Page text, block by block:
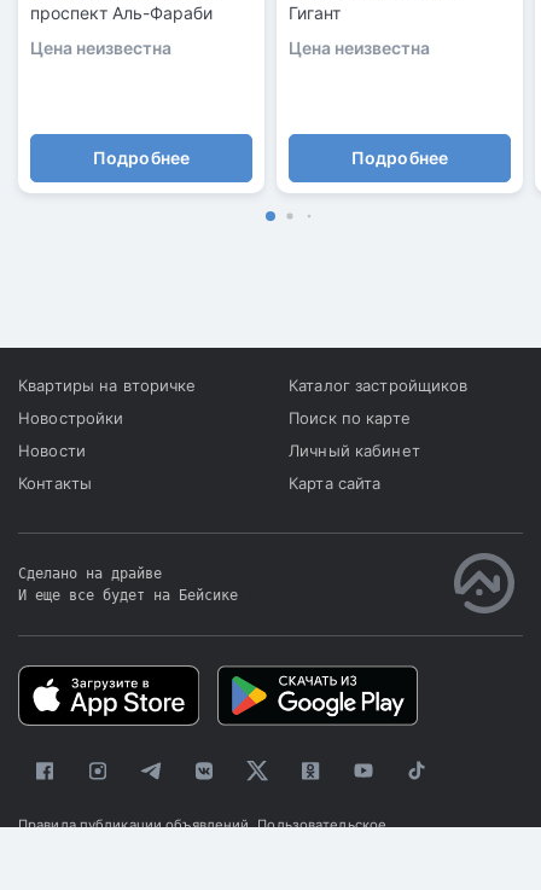
проспект Аль-Фараби
Цена неизвестна
Подробнее
Гигант
Цена неизвестна
Подробнее
Квартиры на вторичке
Новостройки
Новости
Контакты
Каталог застройщиков
Поиск по карте
Личный кабинет
Карта сайта
Сделано на драйве
И еще все будет на Бейсике
Правила публикации объявлений Пользовательское